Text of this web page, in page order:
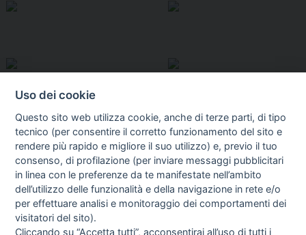
I libri Vedi tutti
Uso dei cookie
Questo sito web utilizza cookie, anche di terze parti, di tipo
tecnico (per consentire il corretto funzionamento del sito e
rendere più rapido e migliore il suo utilizzo) e, previo il tuo
consenso, di profilazione (per inviare messaggi pubblicitari
in linea con le preferenze da te manifestate nell’ambito
dell’utilizzo delle funzionalità e della navigazione in rete e/o
per effettuare analisi e monitoraggio dei comportamenti dei
visitatori del sito).
Cliccando su “Accetta tutti”, acconsentirai all’uso di tutti i